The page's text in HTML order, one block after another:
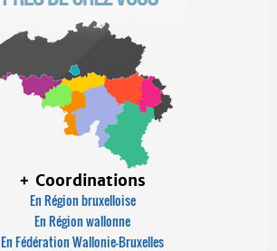
+ Coordinations
En Région bruxelloise
En Région wallonne
En Fédération Wallonie-Bruxelles